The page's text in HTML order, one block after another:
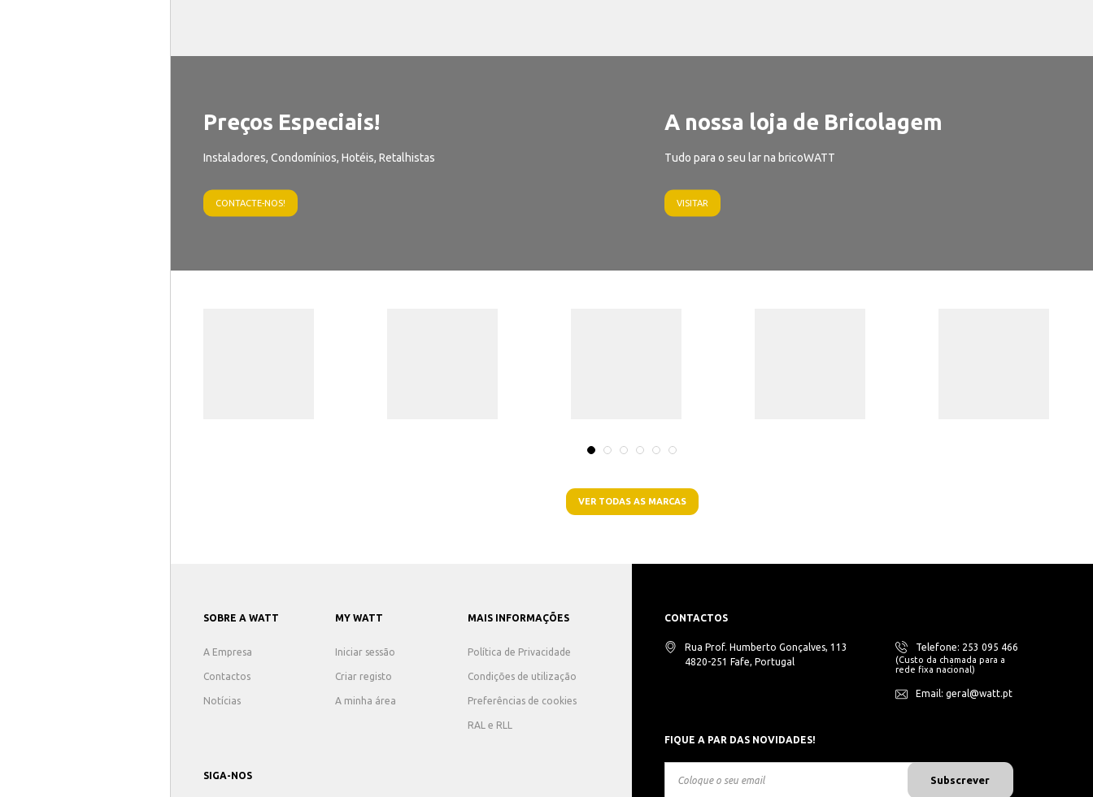
Preços Especiais!
Instaladores, Condomínios, Hotéis, Retalhistas
CONTACTE-NOS!
A nossa loja de Bricolagem
Tudo para o seu lar na bricoWATT
VISITAR
VER TODAS AS MARCAS
SOBRE A WATT
A Empresa
Contactos
Notícias
MY WATT
Iniciar sessão
Criar registo
A minha área
MAIS INFORMAÇÕES
Política de Privacidade
Condições de utilização
Preferências de cookies
RAL e RLL
SIGA-NOS
CONTACTOS
Rua Prof. Humberto Gonçalves, 113
4820-251 Fafe, Portugal
Telefone: 253 095 466
(Custo da chamada para a
rede fixa nacional)
Email: geral@watt.pt
FIQUE A PAR DAS NOVIDADES!
Subscrever